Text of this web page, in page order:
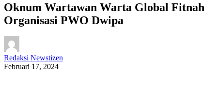
Oknum Wartawan Warta Global Fitnah
Organisasi PWO Dwipa
Redaksi Newstizen
Februari 17, 2024